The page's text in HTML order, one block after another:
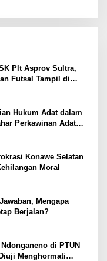
Plt Asprov Sultra,
Futsal Tampil di
Hukum Adat dalam
Perkawinan Adat
Konawe Selatan
Ketika Jenderal ASN Kehilangan Moral
Mengapa
Berjalan?
di PTUN
Menghormati